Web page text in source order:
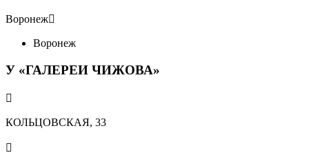
Воронеж
Воронеж
У «ГАЛЕРЕИ ЧИЖОВА»

КОЛЬЦОВСКАЯ, 33
